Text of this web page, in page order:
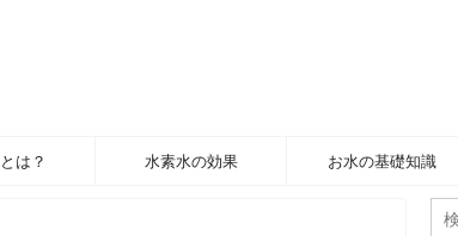
は？ 水素水の効果 お水の基礎知識